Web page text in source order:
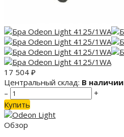
17 504 ₽
Центральный склад: В наличии
–
+
Купить
Обзор